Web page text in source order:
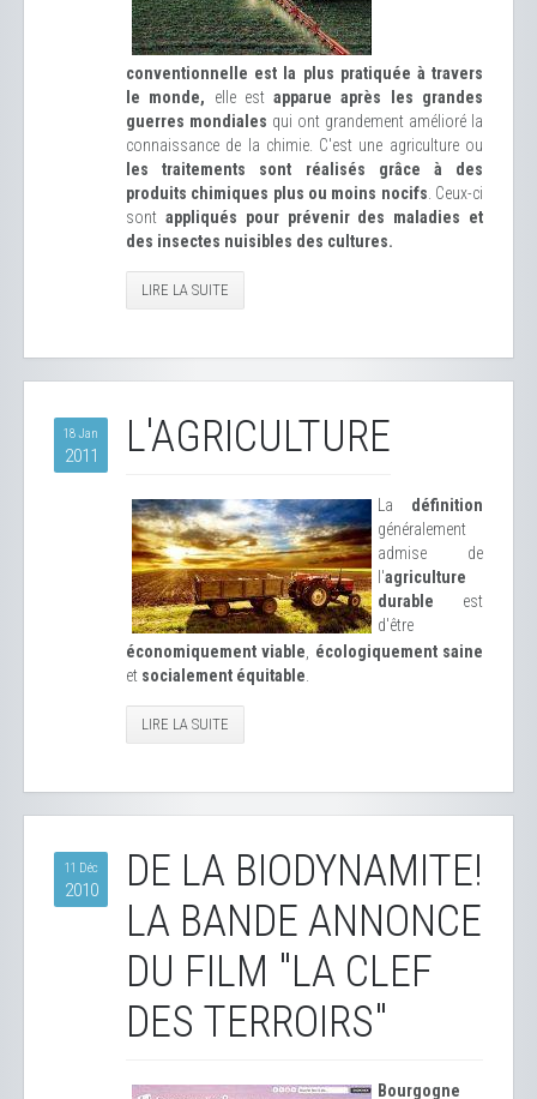
conventionnelle est la plus pratiquée à travers
le monde, elle estapparue après les grandes
guerres mondiales qui ont grandement amélioré la
connaissance de la chimie. C'est une agriculture ou
les traitements sont réalisés grâce à des
produits chimiques plus ou moins nocifs . Ceux-ci
sont appliqués pour prévenir des maladies et
des insectes nuisibles des cultures.
LIRE LA SUITE
18 Jan
2011 L'AGRICULTURE
La définition
généralement
admise de
l'agriculture
durable est
d'être
économiquement viable
écologiquement saine
et socialement équitable
LIRE LA SUITE
11 Déc
2010
DE LA BIODYNAMITE!
LA BANDE ANNONCE
DU FILM "LA CLEF
DES TERROIRS"
Bourgogne